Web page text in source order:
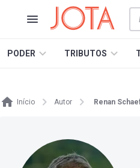
PODER TRIBUTOS
Início Autor Renan